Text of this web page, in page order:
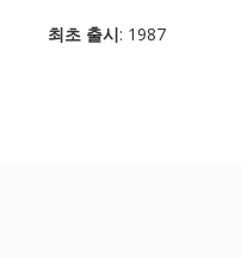
최초 출시: 1987